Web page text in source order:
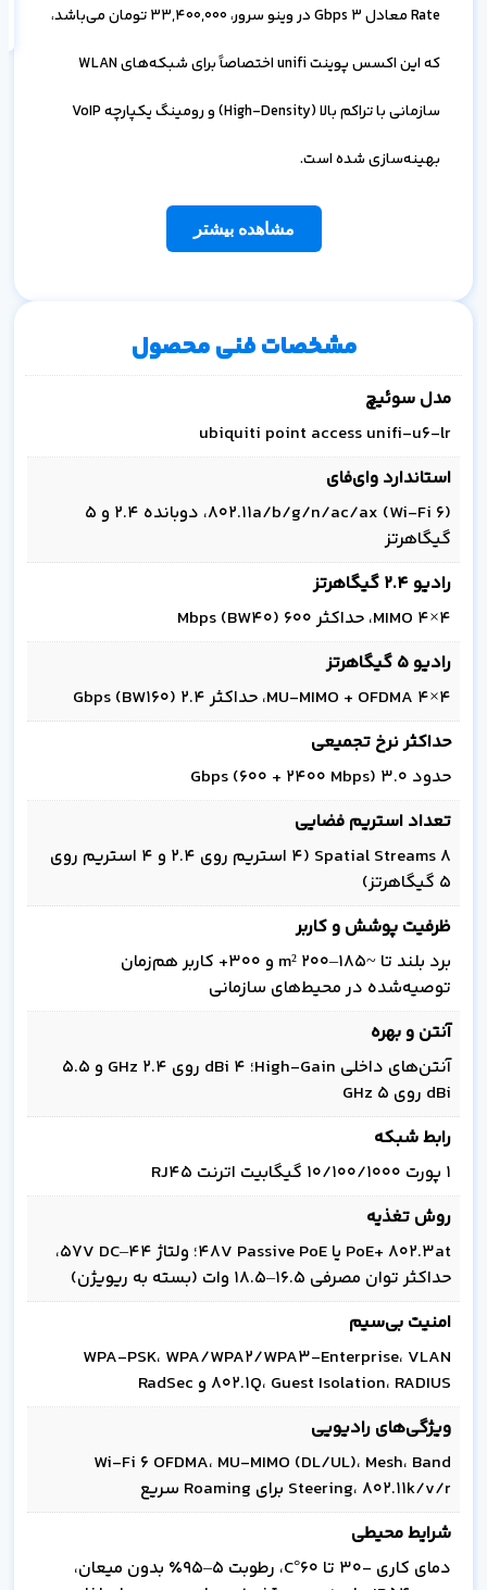
Rate معادل 3 Gbps در وینو سرور،
33,400,000تومان می‌باشد،
که این اکسس پوینت unifi اختصاصاً برای شبکه‌های WLAN
سازمانی با تراکم بالا (High-Density) و رومینگ یکپارچه VoIP
بهینه‌سازی شده است.
مشاهده بیشتر
مشخصات فنی محصول
مدل سوئیچ
ubiquiti point access unifi-u6-lr
استاندارد وای‌فای
802.11a/b/g/n/ac/ax (Wi‑Fi 6)، دوبانده 2.4 و 5
گیگاهرتز
رادیو 2.4 گیگاهرتز
4×4 MIMO، حداکثر 600 Mbps (BW40)
رادیو 5 گیگاهرتز
4×4 MU‑MIMO + OFDMA، حداکثر 2.4 Gbps (BW160)
حداکثر نرخ تجمیعی
حدود 3.0 Gbps (600 + 2400 Mbps)
تعداد استریم فضایی
۸ Spatial Streams (۴ استریم روی 2.4 و ۴ استریم روی
5 گیگاهرتز)
ظرفیت پوشش و کاربر
برد بلند تا ~185–200 m² و 300+ کاربر هم‌زمان
توصیه‌شده در محیط‌های سازمانی
آنتن و بهره
آنتن‌های داخلی High‑Gain؛ 4 dBi روی 2.4 GHz و 5.5
dBi روی 5 GHz
رابط شبکه
۱ پورت 10/100/1000 گیگابیت اترنت RJ45
روش تغذیه
PoE+ 802.3at یا 48V Passive PoE؛ ولتاژ 44–57V DC،
حداکثر توان مصرفی 16.5–18.5 وات (بسته به ریویژن)
امنیت بی‌سیم
WPA‑PSK، WPA/WPA2/WPA3‑Enterprise، VLAN
802.1Q، Guest Isolation، RADIUS و RadSec
ویژگی‌های رادیویی
Wi‑Fi 6 OFDMA، MU‑MIMO (DL/UL)، Mesh، Band
Steering، 802.11k/v/r برای Roaming سریع
شرایط محیطی
دمای کاری -30 تا 60°C، رطوبت 5–95٪ بدون میعان،